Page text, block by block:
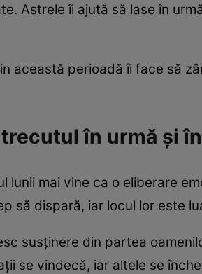
Astrele îi ajută să lase în
această perioadă îi face să
trecutul în urmă și
lunii mai vine ca o eliberare
să dispară, iar locul lor este
susținere din partea
se vindecă, iar altele se